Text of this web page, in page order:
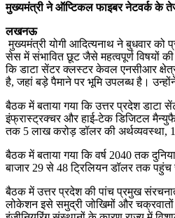
मुख्यमंत्री ने ऑप्टिकल फाइबर नेटवर्क के
लखनऊ
मुख्यमंत्री योगी आदित्यनाथ ने बुधवार को
सेस में संभावित छूट जैसे महत्वपूर्ण विषयों
कि डाटा सेंटर क्लस्टर केवल एनसीआर
है, जहां बड़े पैमाने पर भूमि उपलब्ध है।
बैठक में बताया गया कि उत्तर प्रदेश
इंफ्रास्ट्रक्चर और हाई-टेक डिजिटल
तक 5 लाख करोड़ डॉलर की अर्थव्यवस्था,
बैठक में बताया गया कि वर्ष 2040 तक
बाजार 29 से 48 ट्रिलियन डॉलर तक
बैठक में उत्तर प्रदेश की पांच प्रमुख
लोकेशन इसे समुद्री जोखिमों और